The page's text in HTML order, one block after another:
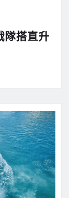
隊搭直升